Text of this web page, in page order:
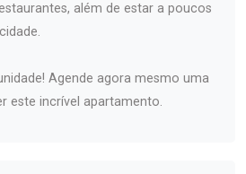
além de estar a poucos
Agende agora mesmo uma
este incrível apartamento.